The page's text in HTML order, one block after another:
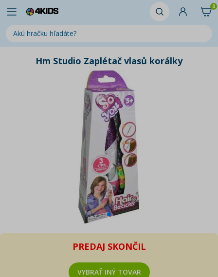
0
Hm Studio Zaplétač vlasů korálky
PREDAJ SKONČIL
VYBRAŤ INÝ TOVAR